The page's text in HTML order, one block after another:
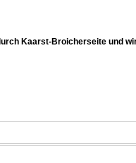
Kaarst-Broicherseite und